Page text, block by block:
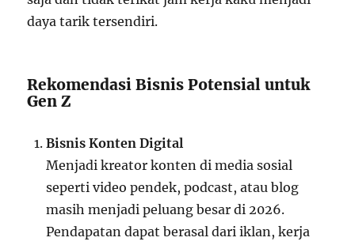
daya tarik tersendiri.
Rekomendasi Bisnis Potensial untuk
Gen Z
Bisnis Konten Digital
Menjadi kreator konten di media sosial
seperti video pendek, podcast, atau blog
masih menjadi peluang besar di 2026.
Pendapatan dapat berasal dari iklan, kerja